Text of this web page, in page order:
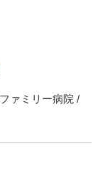
かかりつけ医機能_院内掲示様式_うおざきファミリー病院 /